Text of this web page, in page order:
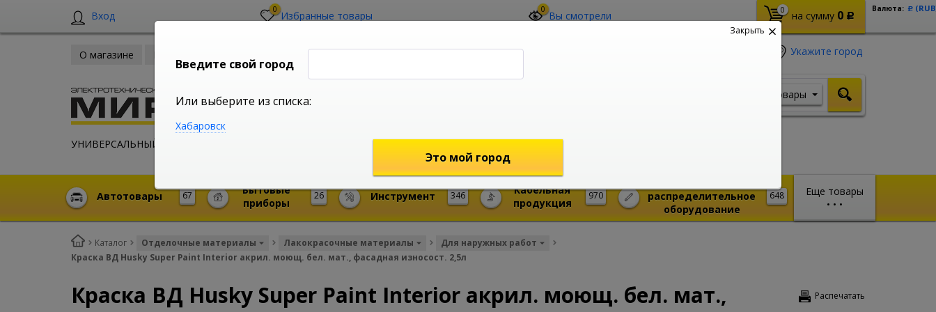
Вход 0 Избранные товары 0 Вы смотрели 0 на сумму 0 Р
Валюта: Р
О магазине
УНИВЕРСАЛЬНЫЙ ИНТЕРНЕТ МАГАЗИН
Укажите город
shop@mireks.ru
Товары
Еще товары
• • •
67
Автотовары 26
Бытовые
приборы
346
Инструмент 970
Кабельная
продукция
648
распределительное
оборудование
Каталог Отделочные материалы Лакокрасочные материалы
Для наружных работ
Краска ВД Husky Super Paint Interior акрил. моющ. бел. мат., фасадная износост. 2,5л
Распечатать
Краска ВД Husky Super Paint Interior акрил. моющ. бел. мат.,
Закрыть
Введите свой город
Или выберите из списка:
Хабаровск
Это мой город